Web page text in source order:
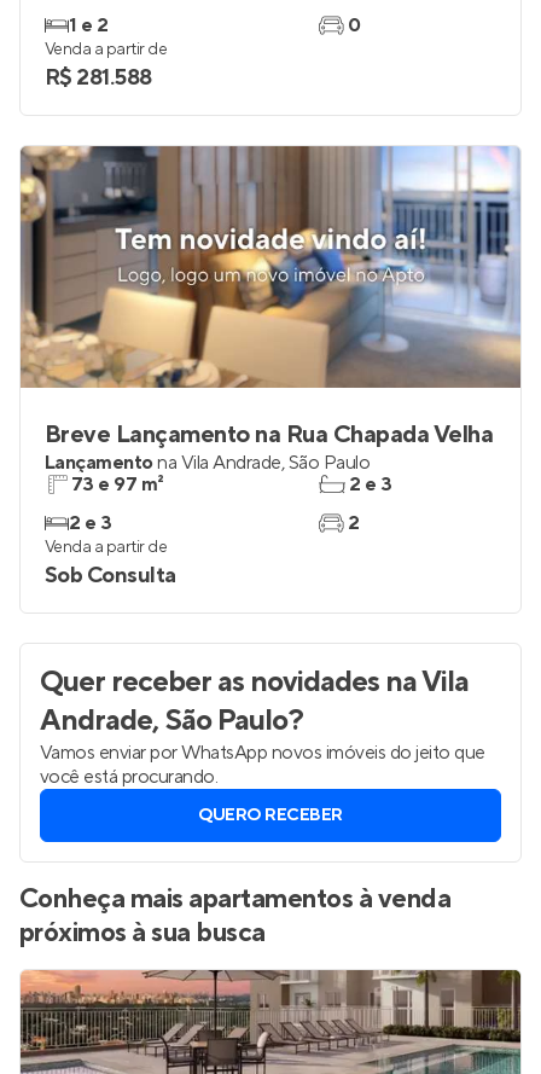
1 e 2
0
Venda a partir de
R$ 281.588
Breve Lançamento na Rua Chapada Velha
Lançamentona Vila Andrade,São Paulo
73 e 97 m²
2 e 3
2 e 3
2
Venda a partir de
Sob Consulta
Quer receber as novidades na Vila
Andrade, São Paulo?
Vamos enviar por WhatsApp novos imóveis do jeito que
você está procurando.
QUERO RECEBER
Conheça mais apartamentos à venda
próximos à sua busca